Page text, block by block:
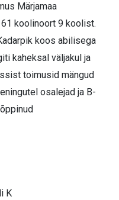
Märjamaa
koolinoort 9 koolist.
koos abilisega
kaheksal väljakul ja
toimusid mängud
osalejad ja B-
K